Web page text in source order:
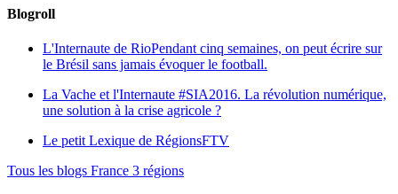
Blogroll
L'Internaute de RioPendant cinq semaines, on peut écrire sur
le Brésil sans jamais évoquer le football.
La Vache et l'Internaute #SIA2016. La révolution numérique,
une solution à la crise agricole ?
Le petit Lexique de RégionsFTV
Tous les blogs France 3 régions